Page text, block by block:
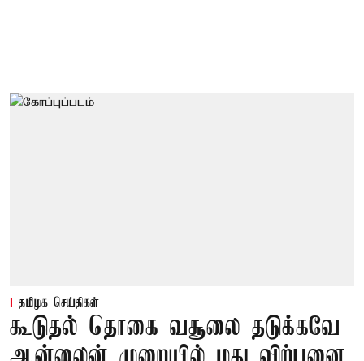
தமிழக செய்திகள்
கூடுதல் தொகை வசூலை தடுக்கவே